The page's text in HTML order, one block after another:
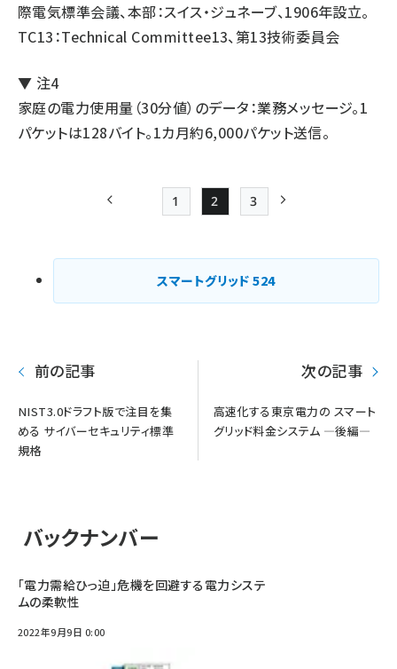
際電気標準会議、本部：スイス・ジュネーブ、1906年設立。
TC13：Technical Committee13、第13技術委員会
▼ 注4
家庭の電力使用量（30分値）のデータ：業務メッセージ。1
パケットは128バイト。1カ月約6,000パケット送信。
ジ
送
前ページ Page
1
Page
2
Page
3
スマートグリッド524
前の記事
NIST3.0ドラフト版で注目を集
める サイバーセキュリティ標準
規格
次の記事
高速化する東京電力の スマート
グリッド料金システム ―後編―
バックナンバー
「電力需給ひっ迫」危機を回避する電力システ
ムの柔軟性
2022年9月9日 0:00